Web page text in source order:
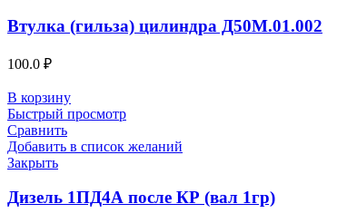
Втулка (гильза) цилиндра Д50М.01.002
100.0 ₽
В корзину
Быстрый просмотр
Сравнить
Добавить в список желаний
Закрыть
Дизель 1ПД4А после КР (вал 1гр)